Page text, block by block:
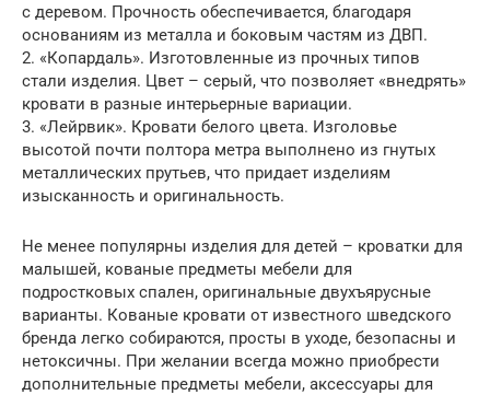
с деревом. Прочность обеспечивается, благодаря
основаниям из металла и боковым частям из ДВП.
2. «Копардаль». Изготовленные из прочных типов
стали изделия. Цвет – серый, что позволяет «внедрять»
кровати в разные интерьерные вариации.
3. «Лейрвик». Кровати белого цвета. Изголовье
высотой почти полтора метра выполнено из гнутых
металлических прутьев, что придает изделиям
изысканность и оригинальность.
Не менее популярны изделия для детей – кроватки для
малышей, кованые предметы мебели для
подростковых спален, оригинальные двухъярусные
варианты. Кованые кровати от известного шведского
бренда легко собираются, просты в уходе, безопасны и
нетоксичны. При желании всегда можно приобрести
дополнительные предметы мебели, аксессуары для